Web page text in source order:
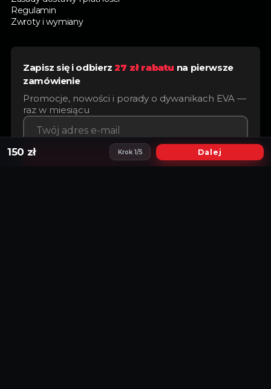
Regulamin
Zwroty i wymiany
Zapisz się i odbierz27 zł rabatu na pierwsze
zamówienie
Promocje, nowości i porady o dywanikach EVA —
raz w miesiącu
Zapisz się
150 zł Krok 1/5 Dalej